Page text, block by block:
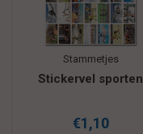
Stammetjes
Stickervel sporten
€1,10